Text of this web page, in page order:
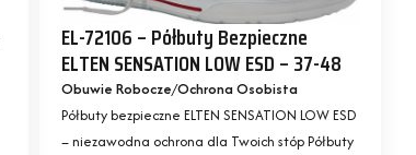
EL-72106 – Półbuty Bezpieczne
ELTEN SENSATION LOW ESD – 37-48
Obuwie Robocze Ochrona Osobista
Półbuty bezpieczne ELTEN SENSATION LOW ESD
– niezawodna ochrona dla Twoich stóp Półbuty